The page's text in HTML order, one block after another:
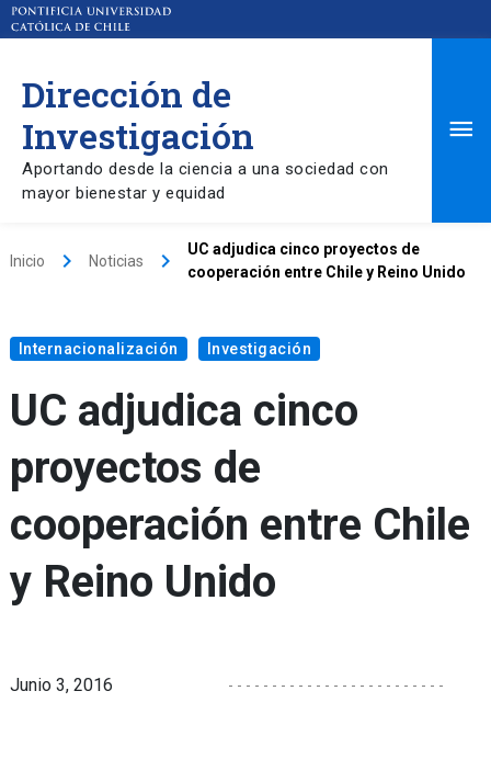
Dirección de
Investigación
Aportando desde la ciencia a una sociedad con
mayor bienestar y equidad
Inicio keyboard_arrow_right Noticias keyboard_arrow_right
UC adjudica cinco proyectos de
cooperación entre Chile y Reino Unido
Internacionalización Investigación
UC adjudica cinco
proyectos de
cooperación entre Chile
y Reino Unido
Junio 3, 2016